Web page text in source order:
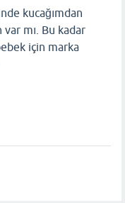
kucağımdan
mı. Bu kadar
için marka